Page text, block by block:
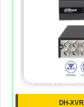
DH-